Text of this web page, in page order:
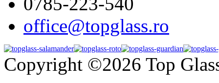
office@topglass.ro
Copyright ©2026 Top